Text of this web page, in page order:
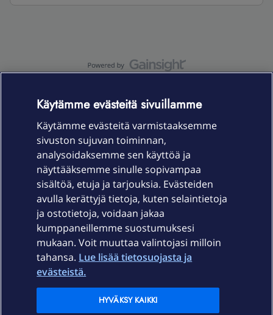
Laitteet & liittymät
Palvelut
Ajankohtaista
Elisa Oyj
Käytämme evästeitä sivuillamme
Käytämme evästeitä varmistaaksemme
sivuston sujuvan toiminnan,
analysoidaksemme sen käyttöä ja
näyttääksemme sinulle sopivampaa
sisältöä, etuja ja tarjouksia. Evästeiden
avulla kerättyjä tietoja, kuten selaintietoja
ja ostotietoja, voidaan jakaa
kumppaneillemme suostumuksesi
mukaan. Voit muuttaa valintojasi milloin
tahansa. Lue lisää tietosuojasta ja
evästeistä.
HYVÄKSY KAIKKI